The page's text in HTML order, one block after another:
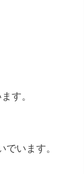
す。
います。